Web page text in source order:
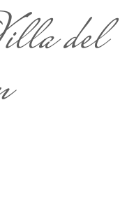
del